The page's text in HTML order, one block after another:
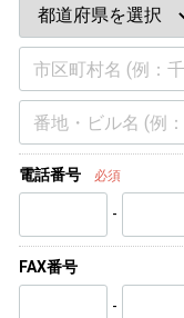
電話番号 必須
-
FAX番号
-